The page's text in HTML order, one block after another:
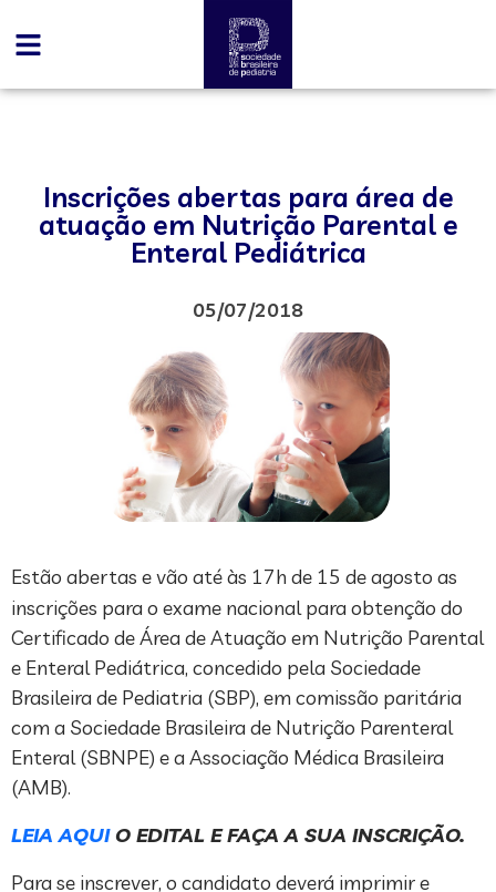
Inscrições abertas para área de
atuação em Nutrição Parental e
Enteral Pediátrica
05/07/2018
Estão abertas e vão até às 17h de 15 de agosto as
inscrições para o exame nacional para obtenção do
Certificado de Área de Atuação em Nutrição Parental
e Enteral Pediátrica, concedido pela Sociedade
Brasileira de Pediatria (SBP), em comissão paritária
com a Sociedade Brasileira de Nutrição Parenteral
Enteral (SBNPE) e a Associação Médica Brasileira
(AMB).
LEIA AQUIO EDITAL E FAÇA A SUA INSCRIÇÃO.
Para se inscrever, o candidato deverá imprimir e